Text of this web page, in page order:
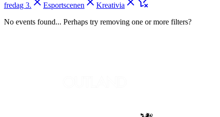
fredag 3. Esportscenen
Kreativia
No events found... Perhaps try removing one or more filters?